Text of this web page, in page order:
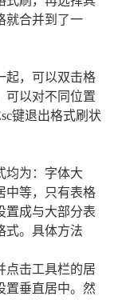
就合并到了一
起，可以双击格
可以对不同位置
键退出格式刷状
均为：字体大
中等，只有表格
置成与大部分表
式。具体方法
点击工具栏的居
置垂直居中。然